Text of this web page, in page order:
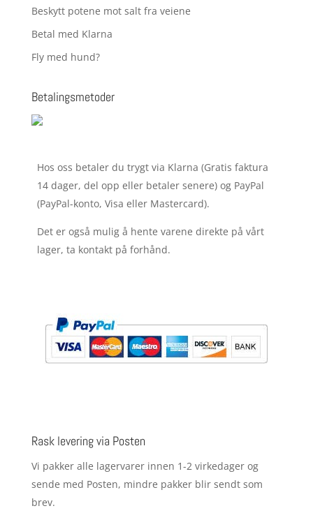
Beskytt potene mot salt fra veiene
Betal med Klarna
Fly med hund?
Betalingsmetoder
Hos oss betaler du trygt via Klarna (Gratis faktura
14 dager, del opp eller betaler senere) og PayPal
(PayPal-konto, Visa eller Mastercard).
Det er også mulig å hente varene direkte på vårt
lager, ta kontakt på forhånd.
Rask levering via Posten
Vi pakker alle lagervarer innen 1-2 virkedager og
sende med Posten, mindre pakker blir sendt som
brev.